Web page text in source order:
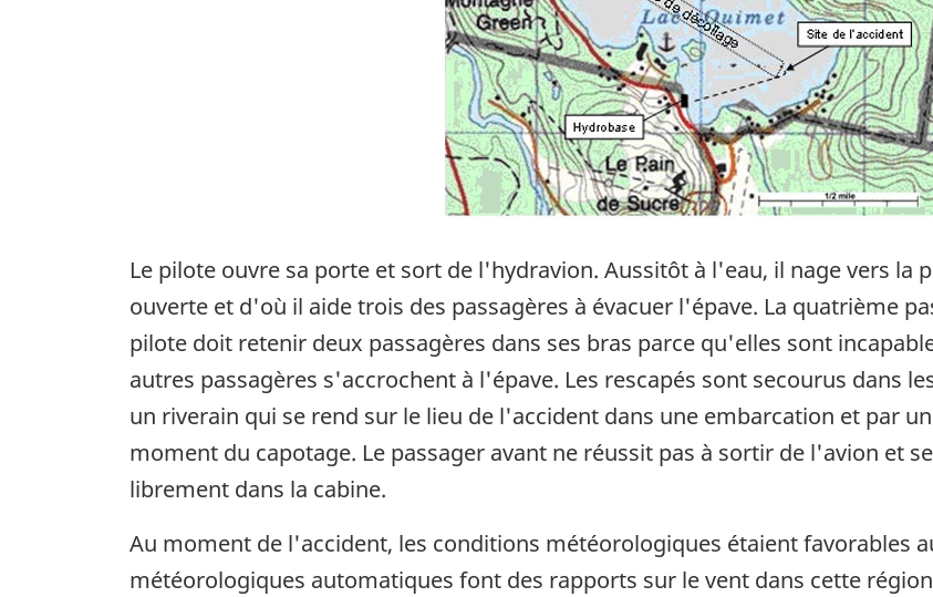
Le pilote ouvre sa porte et sort de l'hydravion. Aussitôt à l'eau, il nage vers la
ouverte et d'où il aide trois des passagères à évacuer l'épave. La quatrième
pilote doit retenir deux passagères dans ses bras parce qu'elles sont
autres passagères s'accrochent à l'épave. Les rescapés sont secourus dans
un riverain qui se rend sur le lieu de l'accident dans une embarcation et par
moment du capotage. Le passager avant ne réussit pas à sortir de l'avion et
librement dans la cabine.
Au moment de l'accident, les conditions météorologiques étaient favorables
météorologiques automatiques font des rapports sur le vent dans cette